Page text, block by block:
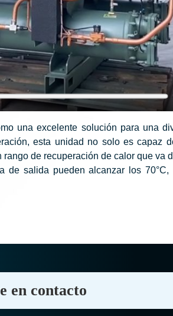
una excelente solución para una
esta unidad no solo es capaz
de recuperación de calor que va
de salida pueden alcanzar los
en contacto